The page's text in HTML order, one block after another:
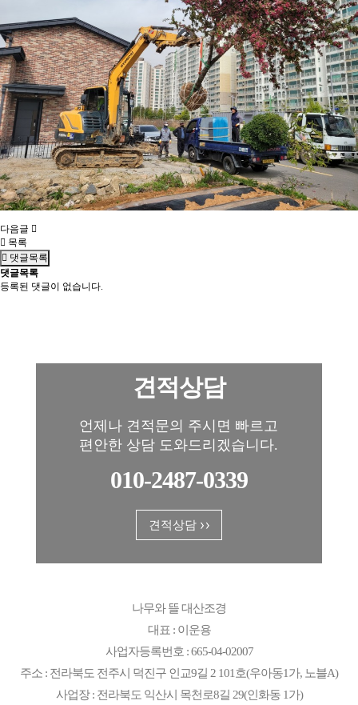
다음글
목록
댓글목록
댓글목록
등록된 댓글이 없습니다.
견적상담
언제나 견적문의 주시면 빠르고
편안한 상담 도와드리겠습니다.
010-2487-0339
견적상담
나무와 뜰 대산조경
대표 : 이운용
사업자등록번호 : 665-04-02007
주소 : 전라북도 전주시 덕진구 인교9길 2 101호(우아동1가, 노블A)
사업장 : 전라북도 익산시 목천로8길 29(인화동 1가)